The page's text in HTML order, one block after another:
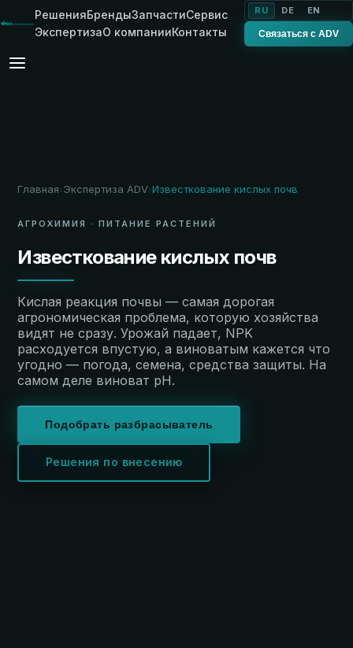
РешенияБрендыЗапчастиСервис
ЭкспертизаО компанииКонтакты
RU DE EN
Связаться с ADV
Главная› Экспертиза ADV› Известкование кислых почв
АГРОХИМИЯ · ПИТАНИЕ РАСТЕНИЙ
Известкование кислых почв
Кислая реакция почвы — самая дорогая
агрономическая проблема, которую хозяйства
видят не сразу. Урожай падает, NPK
расходуется впустую, а виноватым кажется что
угодно — погода, семена, средства защиты. На
самом деле виноват pH.
Подобрать разбрасыватель
Решения по внесению